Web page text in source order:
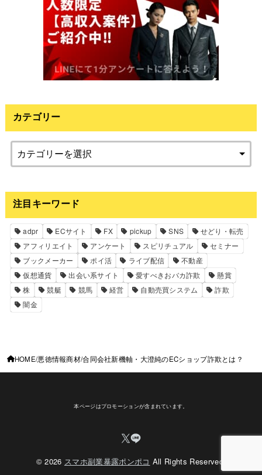
カテゴリー
注目キーワード
adpr ECサイト FX pickup SNS
せどり・転売
アフィリエイト
アンケート スピリチュアル
セミナー
ブックメーカー
ポイ活 ライブ配信
不動産
仮想通貨
出会い系サイト 愛すべきおバカ詐欺
懸賞
株
競艇 競馬 経営 自動売買システム
詐欺
闇金
HOME 悪徳情報商材 合同会社新機軸・大澄純のECショップ詐欺とは？
本ページはプロモーションが含まれています。
© 2026 スマホ副業暴露ポンポコ All Rights Reserved.